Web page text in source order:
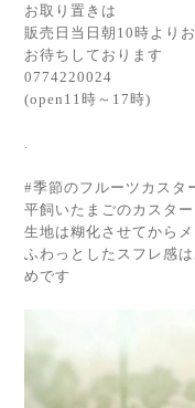
お取り置きは
販売日当日朝10時より
お待ちしております
0774220024
(open11時～17時)
#季節のフルーツカスタ
平飼いたまごのカスタ
生地は糊化させてから
ふわっとしたスフレ感
めです